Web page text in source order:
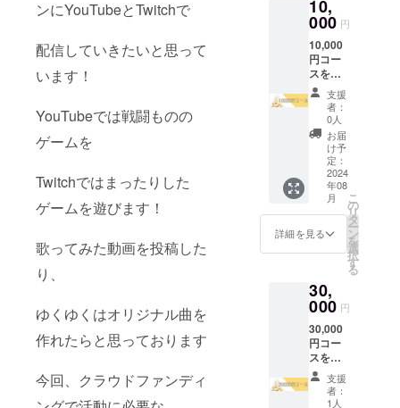
ンにYouTubeとTwitchで
配信していきたいと思って
います！
YouTubeでは戦闘ものの
ゲームを
Twitchではまったりした
ゲームを遊びます！
歌ってみた動画を投稿した
り、
ゆくゆくはオリジナル曲を
作れたらと思っております
今回、クラウドファンディ
お送り
いたし
ます サ
イズ：S
～
XL（男
女兼
用） カ
ラー：
10,
000 円
10,000
円コー
スをご
支援頂
きあり
がとう
ござい
ます！
お礼と
して直
筆の手
紙と名
前入り
ありが
とうボ
イスと
のオリ
ジナル
ロゴ入
り白
パー
カーを
お送り
いたし
ます サ
支援
者：
0人
お届
け予
定：
2024
年08
月
詳細を見る
こ
の
リ
タ
ー
ン
を
選
択
す
る
30,
000 円
30,000
円コー
スをご
支援頂
きあり
がとう
支援
者：
1人